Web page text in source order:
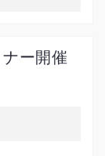
ー開催